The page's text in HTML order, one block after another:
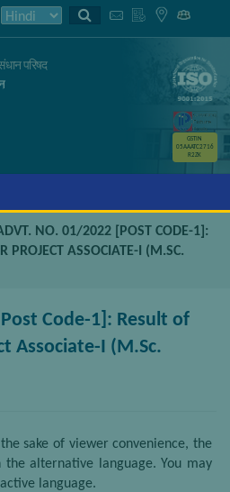
परिषद
GSTIN
05AAATC2716
R2ZK
NO. 01/2022 [POST CODE-1]:
PROJECT ASSOCIATE-I (M.SC.
Code-1]: Result of
Associate-I (M.Sc.
sake of viewer convenience, the
alternative language. You may
language.